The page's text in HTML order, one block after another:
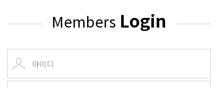
Members Login